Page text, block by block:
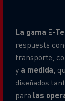
La gama E-
respuesta
transporte,
y a medida,
diseñados
para las